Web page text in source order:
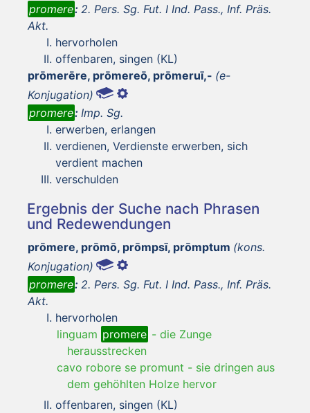
promere: 2. Pers. Sg. Fut. I Ind. Pass., Inf. Präs.
Akt.
hervorholen
offenbaren, singen (KL)
prōmerēre, prōmereō, prōmeruī,- (e-
Konjugation)
promere: Imp. Sg.
erwerben, erlangen
verdienen, Verdienste erwerben, sich
verdient machen
verschulden
Ergebnis der Suche nach Phrasen
und Redewendungen
prōmere, prōmō, prōmpsī, prōmptum (kons.
Konjugation)
promere: 2. Pers. Sg. Fut. I Ind. Pass., Inf. Präs.
Akt.
hervorholen
linguam promere - die Zunge
herausstrecken
cavo robore se promunt - sie dringen aus
dem gehöhlten Holze hervor
offenbaren, singen (KL)